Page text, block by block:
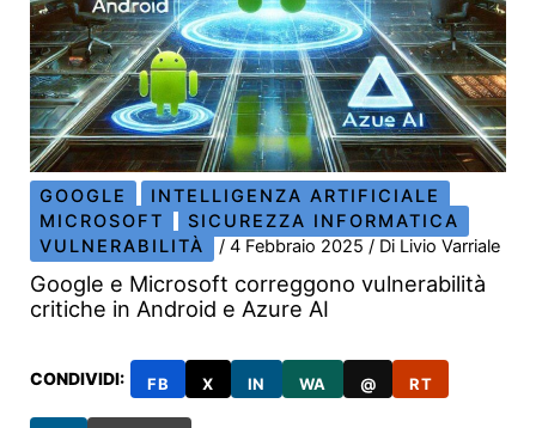
GOOGLE
INTELLIGENZA ARTIFICIALE
MICROSOFT
SICUREZZA INFORMATICA
VULNERABILITÀ
/4 Febbraio 2025/ Di Livio Varriale
Google e Microsoft correggono vulnerabilità
critiche in Android e Azure AI
CONDIVIDI: FB X IN WA @ RT